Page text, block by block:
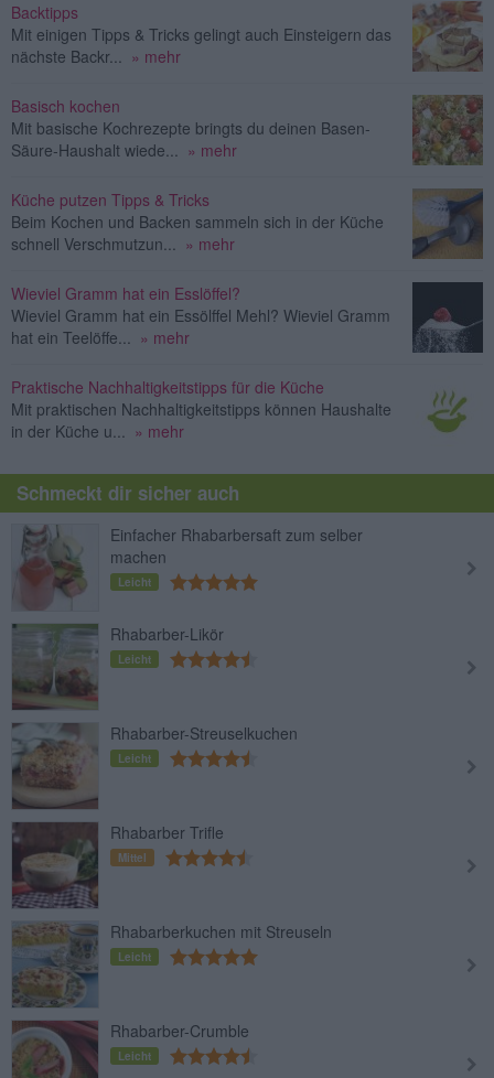
Backtipps
Mit einigen Tipps & Tricks gelingt auch Einsteigern das
nächste Backr... » mehr
Basisch kochen
Mit basische Kochrezepte bringts du deinen Basen-
Säure-Haushalt wiede... » mehr
Küche putzen Tipps & Tricks
Beim Kochen und Backen sammeln sich in der Küche
schnell Verschmutzun... » mehr
Wieviel Gramm hat ein Esslöffel?
Wieviel Gramm hat ein Essölffel Mehl? Wieviel Gramm
hat ein Teelöffe... » mehr
Praktische Nachhaltigkeitstipps für die Küche
Mit praktischen Nachhaltigkeitstipps können Haushalte
in der Küche u... » mehr
Schmeckt dir sicher auch
Einfacher Rhabarbersaft zum selber
machen
Leicht
Rhabarber-Likör
Leicht
Rhabarber-Streuselkuchen
Leicht
Rhabarber Trifle
Mittel
Rhabarberkuchen mit Streuseln
Leicht
Rhabarber-Crumble
Leicht